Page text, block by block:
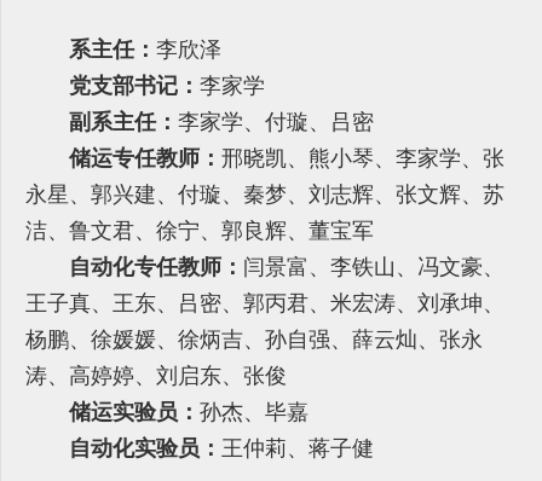
系主任： 李欣泽
党支部书记： 李家学
副系主任： 李家学、 付璇、 吕密
储运专任教师： 邢晓凯、 熊小琴、 李家学、 张
永星 、 郭兴建、 付璇、 秦梦、 刘志辉、 张文辉、 苏
洁、 鲁文君、 徐宁、 郭良辉、 董宝军
自动化专任教师： 闫景富 、 李铁山 、 冯文豪、
王子真、 王东、 吕密、 郭丙君、 米宏涛、 刘承坤、
杨鹏、 徐媛媛、徐炳吉、孙自强、薛云灿、 张永
涛、 高婷婷、刘启东、张俊
储运实验员： 孙杰、毕嘉
自动化实验员： 王仲莉、 蒋子健